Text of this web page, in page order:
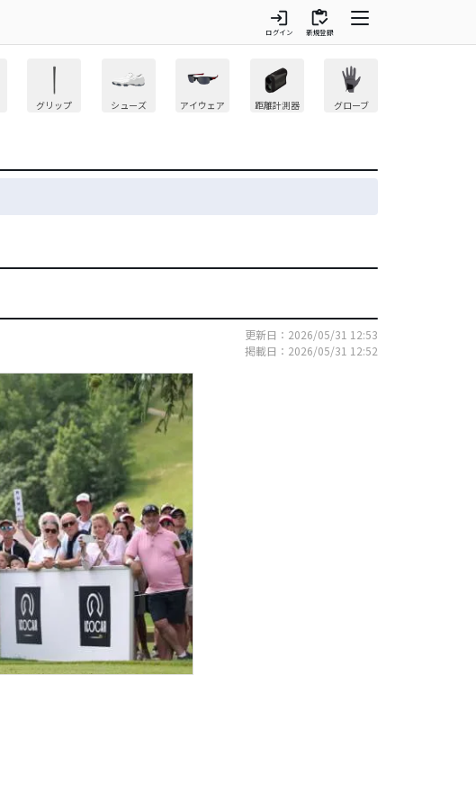
login
ログイン
inventory
新規登録
グリップ シューズ アイウェア 距離計測器 グローブ
更新日：2026/05/31 12:53
掲載日：2026/05/31 12:52